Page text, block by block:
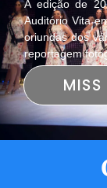
A edição de
Auditório Vita
oriundas dos
reportagem